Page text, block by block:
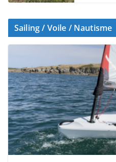
Sailing / Voile / Nautisme